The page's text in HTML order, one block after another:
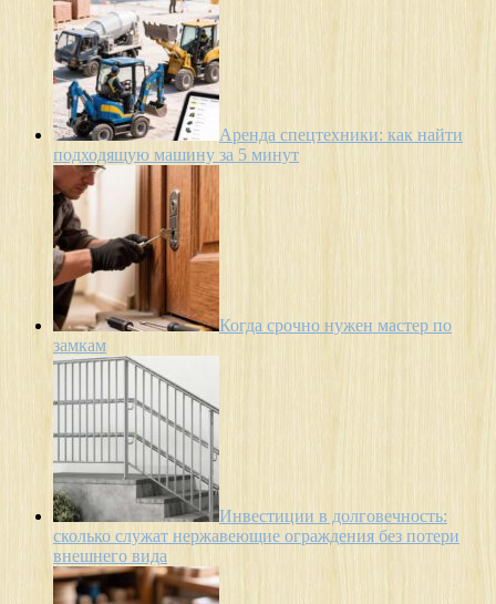
Аренда спецтехники: как найти
подходящую машину за 5 минут
Когда срочно нужен мастер по
замкам
Инвестиции в долговечность:
сколько служат нержавеющие ограждения без потери
внешнего вида